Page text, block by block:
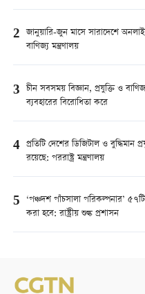
2 জানুয়ারি-জুন মাসে সারাদেশে
বাণিজ্য মন্ত্রণালয়
3 চীন সবসময় বিজ্ঞান, প্রযুক্তি ও
ব্যবহারের বিরোধিতা করে
4 প্রতিটি দেশের ডিজিটাল ও বুদ্ধিমান
রয়েছে: পররাষ্ট্র মন্ত্রণালয়
5 ‘পঞ্চদশ পাঁচসালা পরিকল্পনার’
করা হবে: রাষ্ট্রীয় শুল্ক প্রশাসন